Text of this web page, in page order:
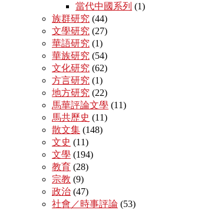
當代中國系列 (1)
族群研究 (44)
文學研究 (27)
華語研究 (1)
華族研究 (54)
文化研究 (62)
方言研究 (1)
地方研究 (22)
馬華評論文學 (11)
馬共歷史 (11)
散文集 (148)
文史 (11)
文學 (194)
教育 (28)
宗教 (9)
政治 (47)
社會／時事評論 (53)